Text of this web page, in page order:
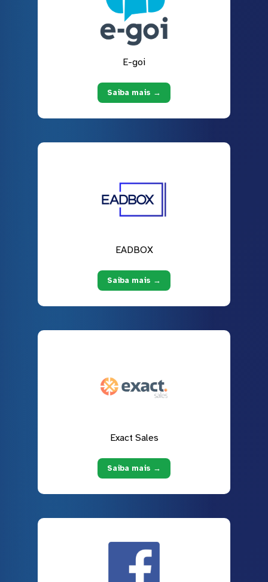
E-goi
Saiba mais →
EADBOX
Saiba mais →
Exact Sales
Saiba mais →